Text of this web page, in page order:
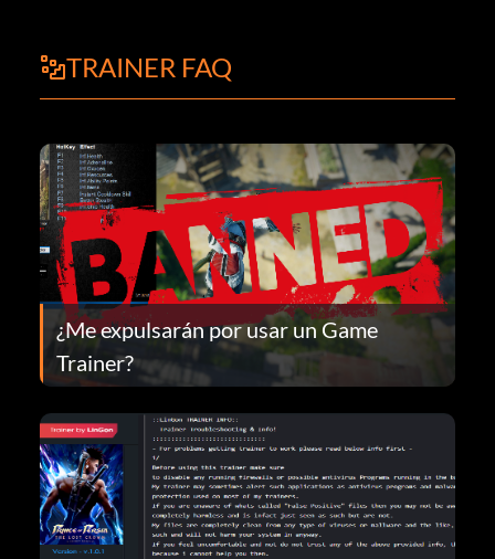
TRAINER FAQ
¿Me expulsarán por usar un Game
Trainer?